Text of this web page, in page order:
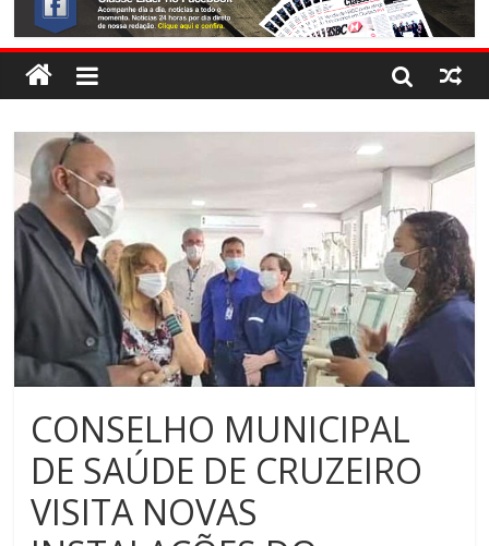
PELA FÁBRICA DA COCA-COLA!
CONSELHO MUNICIPAL
DE SAÚDE DE CRUZEIRO
VISITA NOVAS